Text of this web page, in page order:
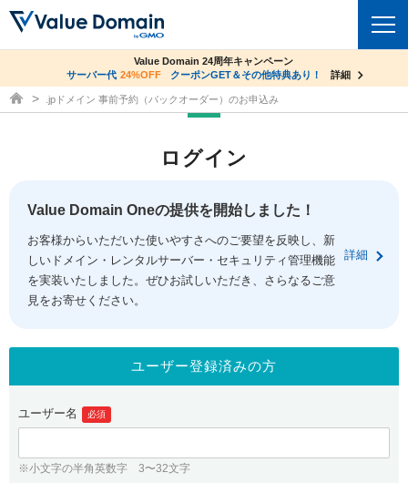
ドメイントップ
ドメイン移管
ドメイン価格一覧
ドメイン一括検索
.jpドメインオークション
gTLDオークション NEW!
.jpドメインバックオーダー
プレミアムドメイン
コアサーバー
バリューサーバー
XREA
セキュリティトップ
Value Domain ネットde診断
SSL証明書
サービストップ
お得意様割引
紹介制度
バリュードメインAPI
facebook
ログイン
従来のバリュードメインをご利用希望の方
ユーザー登録
co.jpドメイン✕コアサーバーV2ビジネス応援キャンペーン
サーバー料金1年間無料
詳細
Value Domain 24周年キャンペーン
サーバー代 24%OFF クーポンGET＆その他特典あり！ 詳細
ドメイン取得ならバリュードメイン
.jpドメイン 事前予約（バックオーダー）のお申込み
ログイン
Value Domain Oneの提供を開始しました！
お客様からいただいた使いやすさへのご要望を反映し、新
しいドメイン・レンタルサーバー・セキュリティ管理機能
を実装いたしました。ぜひお試しいただき、さらなるご意
見をお寄せください。
詳細
ユーザー登録済みの方
ユーザー名 必須
※小文字の半角英数字 3〜32文字